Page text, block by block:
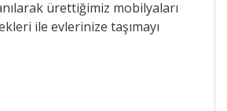
ürettiğimiz mobilyaları
ile evlerinize taşımayı